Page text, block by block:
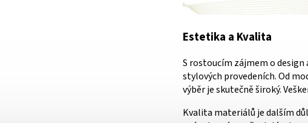
Estetika a Kvalita
S rostoucím zájmem o
stylových provedeních. Od
výběr je skutečně široký.
Kvalita materiálů je dalším